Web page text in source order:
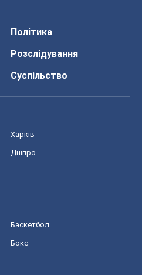
Політика
Розслідування
Суспільство
Харків
Дніпро
Баскетбол
Бокс